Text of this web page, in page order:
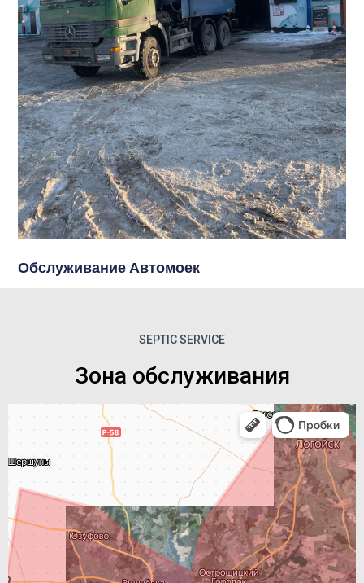
Обслуживание Автомоек
SEPTIC SERVICE
Зона обслуживания